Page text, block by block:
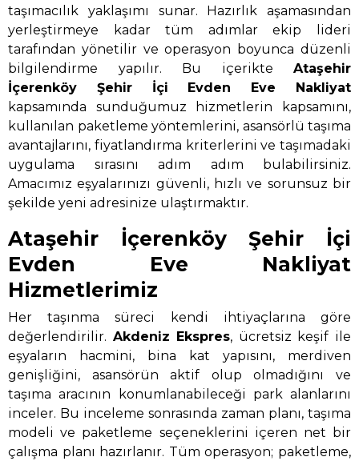
taşımacılık yaklaşımı sunar. Hazırlık aşamasından
yerleştirmeye kadar tüm adımlar ekip lideri
tarafından yönetilir ve operasyon boyunca düzenli
bilgilendirme yapılır. Bu içerikte Ataşehir
İçerenköy Şehir İçi Evden Eve Nakliyat
kapsamında sunduğumuz hizmetlerin kapsamını,
kullanılan paketleme yöntemlerini, asansörlü taşıma
avantajlarını, fiyatlandırma kriterlerini ve taşımadaki
uygulama sırasını adım adım bulabilirsiniz.
Amacımız eşyalarınızı güvenli, hızlı ve sorunsuz bir
şekilde yeni adresinize ulaştırmaktır.
Ataşehir İçerenköy Şehir İçi
Evden Eve Nakliyat
Hizmetlerimiz
Her taşınma süreci kendi ihtiyaçlarına göre
değerlendirilir. Akdeniz Ekspres, ücretsiz keşif ile
eşyaların hacmini, bina kat yapısını, merdiven
genişliğini, asansörün aktif olup olmadığını ve
taşıma aracının konumlanabileceği park alanlarını
inceler. Bu inceleme sonrasında zaman planı, taşıma
modeli ve paketleme seçeneklerini içeren net bir
çalışma planı hazırlanır. Tüm operasyon; paketleme,